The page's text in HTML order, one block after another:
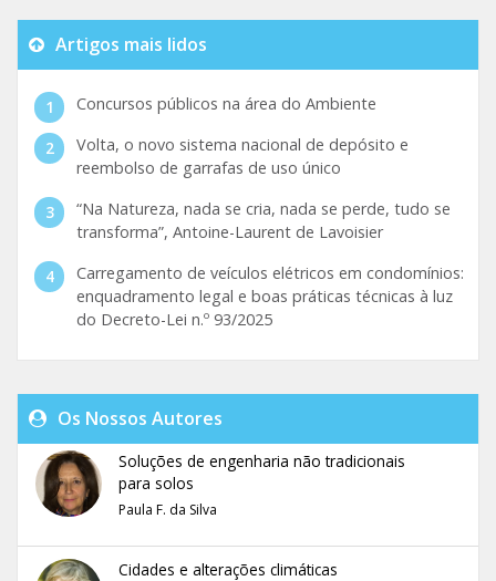
Artigos mais lidos
Concursos públicos na área do Ambiente
Volta, o novo sistema nacional de depósito e
reembolso de garrafas de uso único
“Na Natureza, nada se cria, nada se perde, tudo se
transforma”, Antoine-Laurent de Lavoisier
Carregamento de veículos elétricos em condomínios:
enquadramento legal e boas práticas técnicas à luz
do Decreto-Lei n.º 93/2025
Os Nossos Autores
Soluções de engenharia não tradicionais
para solos
Paula F. da Silva
Cidades e alterações climáticas